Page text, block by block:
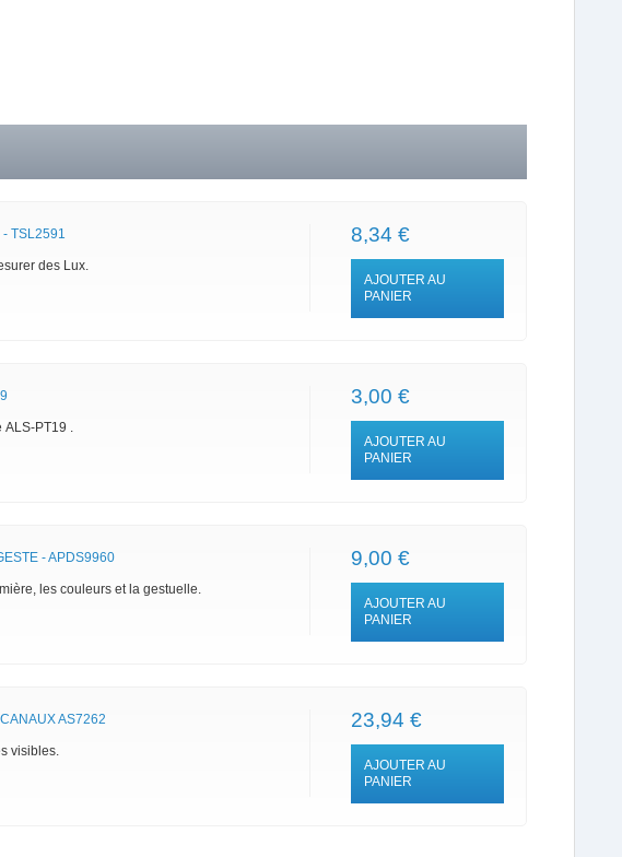
TSL2591
des Lux.
8,34 €
AJOUTER AU
PANIER
ALS-PT19 .
3,00 €
AJOUTER AU
PANIER
- APDS9960
les couleurs et la gestuelle.
9,00 €
AJOUTER AU
PANIER
AS7262
visibles.
23,94 €
AJOUTER AU
PANIER